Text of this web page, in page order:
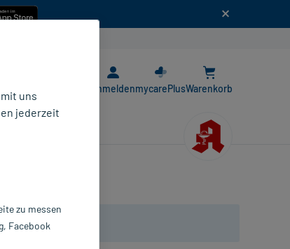
AnmeldenmycarePlusWarenkorb
uns
jederzeit
zu messen
Facebook